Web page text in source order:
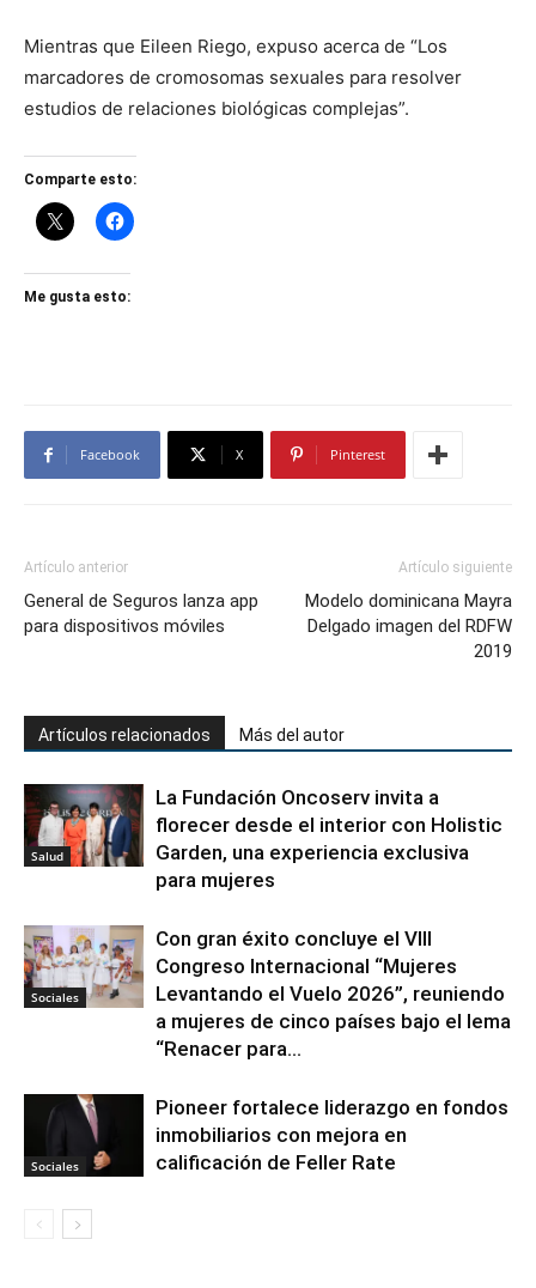
Mientras que Eileen Riego, expuso acerca de “Los
marcadores de cromosomas sexuales para resolver
estudios de relaciones biológicas complejas”.
Comparte esto:
Me gusta esto:
Facebook X Pinterest
Artículo anterior
General de Seguros lanza app
para dispositivos móviles
Artículo siguiente
Modelo dominicana Mayra
Delgado imagen del RDFW
2019
Artículos relacionados Más del autor
Salud
La Fundación Oncoserv invita a
florecer desde el interior con Holistic
Garden, una experiencia exclusiva
para mujeres
Sociales
Con gran éxito concluye el VIII
Congreso Internacional “Mujeres
Levantando el Vuelo 2026”, reuniendo
a mujeres de cinco países bajo el lema
“Renacer para...
Sociales
Pioneer fortalece liderazgo en fondos
inmobiliarios con mejora en
calificación de Feller Rate